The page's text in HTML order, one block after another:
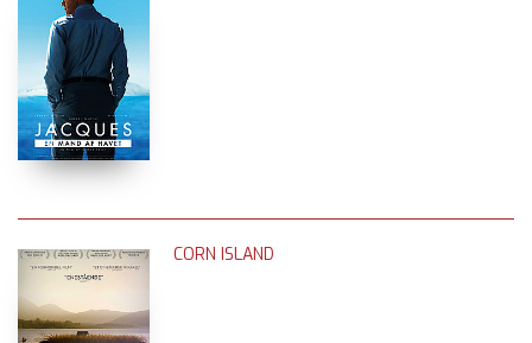
CORN ISLAND